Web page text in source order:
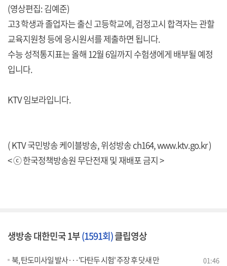
(영상편집: 김예준)
고3 학생과 졸업자는 출신 고등학교에, 검정고시 합격자는 관할
교육지원청 등에 응시원서를 제출하면 됩니다.
수능 성적통지표는 올해 12월 6일까지 수험생에게 배부될 예정
입니다.
KTV 임보라입니다.
( KTV 국민방송 케이블방송, 위성방송 ch164,www.ktv.go.kr)
< ⓒ 한국정책방송원 무단전재 및 재배포 금지 >
생방송 대한민국 1부(1591회)클립영상
북, 탄도미사일 발사···'다탄두 시험' 주장 후 닷새 만 01:46